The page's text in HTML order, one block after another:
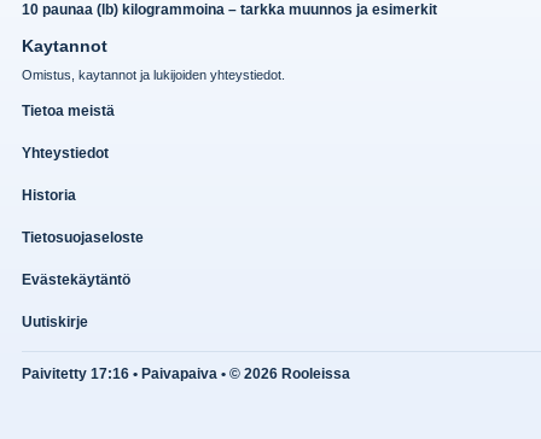
10 paunaa (lb) kilogrammoina – tarkka muunnos ja esimerkit
Kaytannot
Omistus, kaytannot ja lukijoiden yhteystiedot.
Tietoa meistä
Yhteystiedot
Historia
Tietosuojaseloste
Evästekäytäntö
Uutiskirje
Paivitetty 17:16 • Paivapaiva • © 2026 Rooleissa